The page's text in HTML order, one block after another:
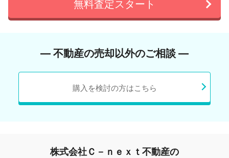
無料査定スタート
― 不動産の売却以外のご相談 ―
購入を検討の方はこちら
株式会社Ｃ－ｎｅｘｔ不動産の